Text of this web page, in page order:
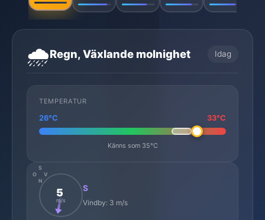
🌧️Regn, Växlande molnighet Idag
TEMPERATUR
26°C 33°C
Känns som 35°C
N
S
O
V
5
m/s
S
Vindby: 3 m/s